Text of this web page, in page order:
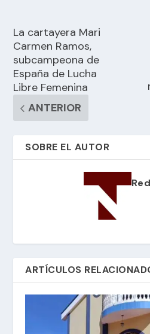
La cartayera Mari
Carmen Ramos,
subcampeona de
España de Lucha
Libre Femenina
ANTERIOR
SOBRE EL AUTOR
ARTÍCULOS